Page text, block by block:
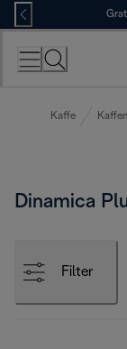
Skip
to
Content
Kaffe
Dinamica
Filter